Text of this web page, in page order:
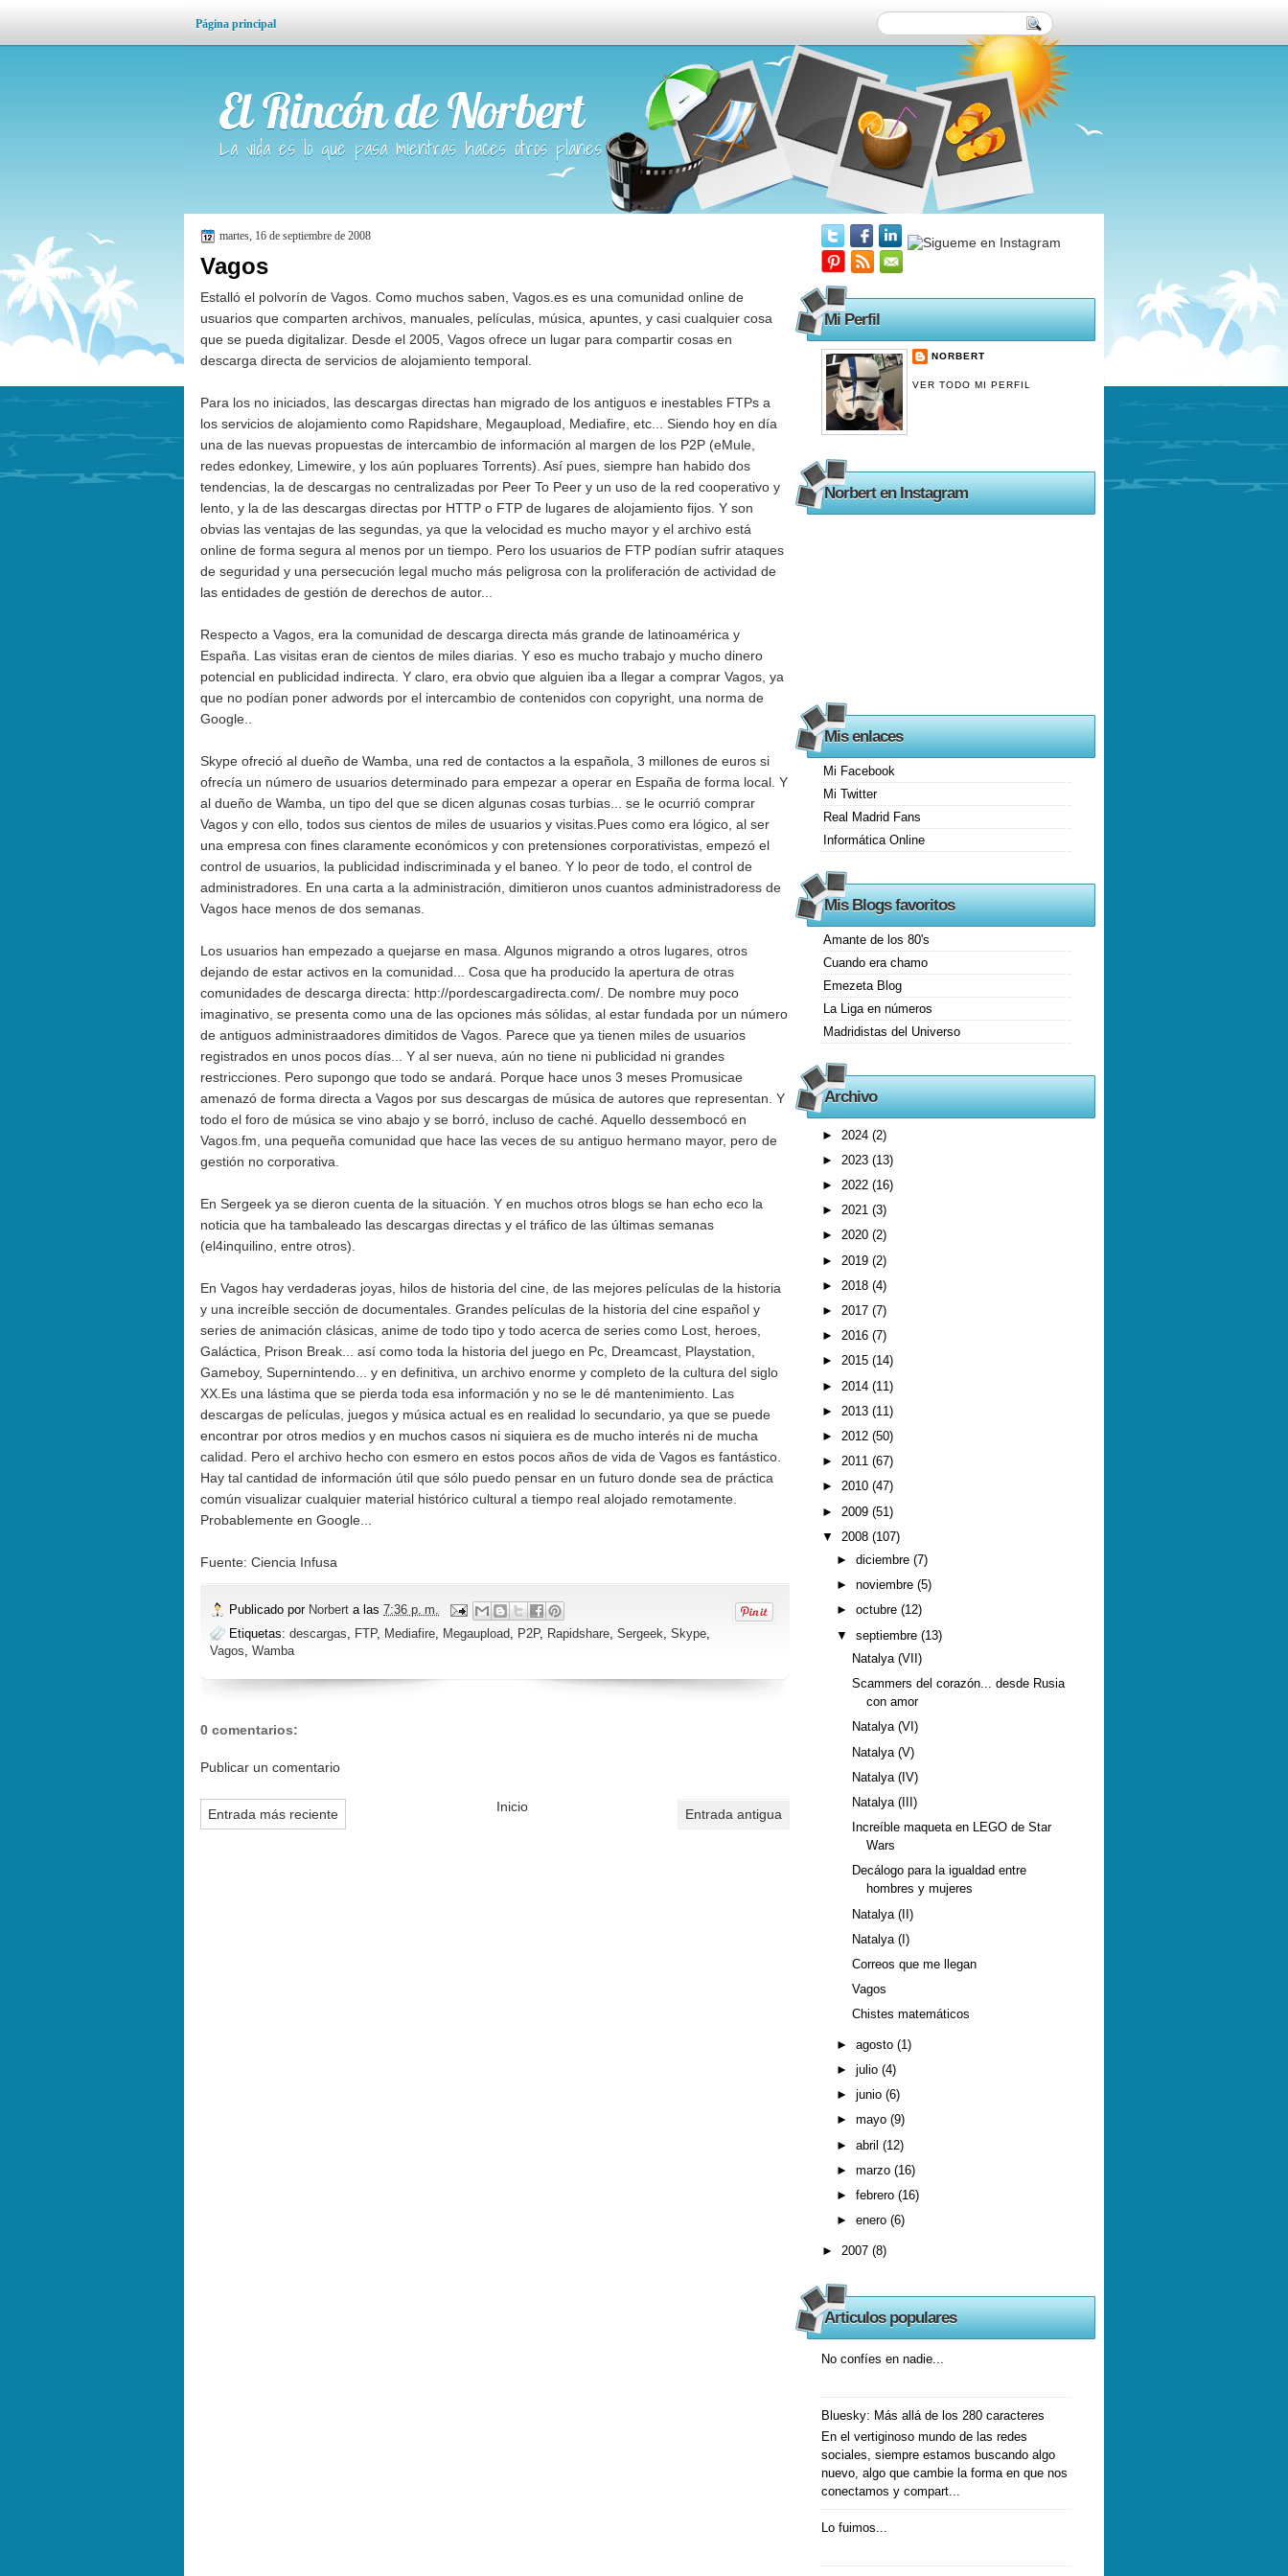
Página principal
El Rincón de Norbert
La vida es lo que pasa mientras haces otros planes
martes, 16 de septiembre de 2008
Vagos
Estalló el polvorín de Vagos . Como muchos saben, Vagos.es es una comunidad online de
usuarios que comparten archivos, manuales, películas, música, apuntes, y casi cualquier cosa
que se pueda digitalizar. Desde el 2005, Vagos ofrece un lugar para compartir cosas en
descarga directa de servicios de alojamiento temporal.
Para los no iniciados, las descargas directas han migrado de los antiguos e inestables FTPs a
los servicios de alojamiento como Rapidshare Megaupload Mediafire , etc... Siendo hoy en día
una de las nuevas propuestas de intercambio de información al margen de los P2P (eMule,
redes edonkey, Limewire, y los aún popluares Torrents). Así pues, siempre han habido dos
tendencias, la de descargas no centralizadas por Peer To Peer y un uso de la red cooperativo y
lento, y la de las descargas directas por HTTP o FTP de lugares de alojamiento fijos. Y son
obvias las ventajas de las segundas, ya que la velocidad es mucho mayor y el archivo está
online de forma segura al menos por un tiempo. Pero los usuarios de FTP podían sufrir ataques
de seguridad y una persecución legal mucho más peligrosa con la proliferación de actividad de
las entidades de gestión de derechos de autor...
Respecto a Vagos, era la comunidad de descarga directa más grande de latinoamérica y
España. Las visitas eran de cientos de miles diarias. Y eso es mucho trabajo y mucho dinero
potencial en publicidad indirecta. Y claro, era obvio que alguien iba a llegar a comprar Vagos, ya
que no podían poner adwords por el intercambio de contenidos con copyright, una norma de
Google..
Skype ofreció al dueño de Wamba , una red de contactos a la española, 3 millones de euros si
ofrecía un número de usuarios determinado para empezar a operar en España de forma local. Y
al dueño de Wamba, un tipo del que se dicen algunas cosas turbias...
se le ocurrió comprar
Vagos y con ello, todos sus cientos de miles de usuarios y visitas.Pues como era lógico, al ser
una empresa con fines claramente económicos y con pretensiones corporativistas, empezó el
control de usuarios, la publicidad indiscriminada y el baneo. Y lo peor de todo, el control de
administradores. En una carta a la administración, dimitieron unos cuantos administradoress de
Vagos hace menos de dos semanas.
Los usuarios han empezado a quejarse en masa. Algunos migrando a otros lugares, otros
dejando de estar activos en la comunidad... Cosa que ha producido la apertura de otras
comunidades de descarga directa: http://pordescargadirecta.com/ . De nombre muy poco
imaginativo, se presenta como una de las opciones más sólidas, al estar fundada por un número
de antiguos administraadores dimitidos de Vagos. Parece que ya tienen miles de usuarios
registrados en unos pocos días... Y al ser nueva, aún no tiene ni publicidad ni grandes
restricciones. Pero supongo que todo se andará. Porque hace unos 3 meses Promusicae
amenazó de forma directa a Vagos por sus descargas de música de autores que representan. Y
todo el foro de música se vino abajo y se borró, incluso de caché. Aquello dessembocó en
Vagos.fm , una pequeña comunidad que hace las veces de su antiguo hermano mayor, pero de
gestión no corporativa.
En Sergeek ya se dieron cuenta de la situación. Y en muchos otros blogs se han echo eco la
noticia que ha tambaleado las descargas directas y el tráfico de las últimas semanas
(el4inquilino , entre otros).
En Vagos hay verdaderas joyas, hilos de historia del cine, de las mejores películas de la historia
y una increíble sección de documentales. Grandes películas de la historia del cine español y
series de animación clásicas, anime de todo tipo y todo acerca de series como Lost, heroes,
Galáctica, Prison Break... así como toda la historia del juego en Pc, Dreamcast, Playstation,
Gameboy, Supernintendo... y en definitiva, un archivo enorme y completo de la cultura del siglo
XX.Es una lástima que se pierda toda esa información y no se le dé mantenimiento. Las
descargas de películas, juegos y música actual es en realidad lo secundario, ya que se puede
encontrar por otros medios y en muchos casos ni siquiera es de mucho interés ni de mucha
calidad. Pero el archivo hecho con esmero en estos pocos años de vida de Vagos es fantástico.
Hay tal cantidad de información útil que sólo puedo pensar en un futuro donde sea de práctica
común visualizar cualquier material histórico cultural a tiempo real alojado remotamente.
Probablemente en Google...
Fuente: Ciencia Infusa
Publicado por Norbert a las 7:36 p. m.
Etiquetas: descargas, FTP, Mediafire, Megaupload, P2P, Rapidshare, Sergeek, Skype,
Vagos, Wamba
0 comentarios:
Publicar un comentario
Entrada más reciente Entrada antigua
Inicio
Mi Perfil
NORBERT
VER TODO MI PERFIL
Norbert en Instagram
Mis enlaces
Mi Facebook
Mi Twitter
Real Madrid Fans
Informática Online
Mis Blogs favoritos
Amante de los 80's
Cuando era chamo
Emezeta Blog
La Liga en números
Madridistas del Universo
Archivo
► 2024 (2)
► 2023 (13)
► 2022 (16)
► 2021 (3)
► 2020 (2)
► 2019 (2)
► 2018 (4)
► 2017 (7)
► 2016 (7)
► 2015 (14)
► 2014 (11)
► 2013 (11)
► 2012 (50)
► 2011 (67)
► 2010 (47)
► 2009 (51)
▼ 2008 (107)
►diciembre(7)
►noviembre(5)
►octubre(12)
▼septiembre(13)
Natalya (VII)
Scammers del corazón... desde Rusia
con amor
Natalya (VI)
Natalya (V)
Natalya (IV)
Natalya (III)
Increíble maqueta en LEGO de Star
Wars
Decálogo para la igualdad entre
hombres y mujeres
Natalya (II)
Natalya (I)
Correos que me llegan
Vagos
Chistes matemáticos
►agosto(1)
►julio(4)
►junio(6)
►mayo(9)
►abril(12)
►marzo(16)
►febrero(16)
►enero(6)
► 2007 (8)
Articulos populares
No confíes en nadie...
Bluesky: Más allá de los 280 caracteres
En el vertiginoso mundo de las redes
sociales, siempre estamos buscando algo
nuevo, algo que cambie la forma en que nos
conectamos y compart...
Lo fuimos...